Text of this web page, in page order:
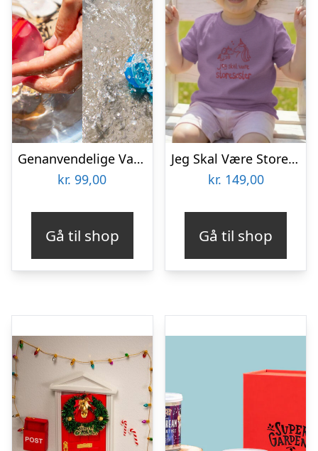
Genanvendelige Vandballoner
kr. 99,00
Gå til shop
Jeg Skal Være Storesøster T-shirt S/S Enhjørning Lavender Med Pink Krystalina Tryk – Legekammeraten.dk
kr. 149,00
Gå til shop